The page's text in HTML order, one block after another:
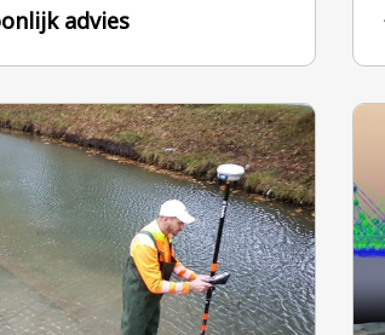
advies